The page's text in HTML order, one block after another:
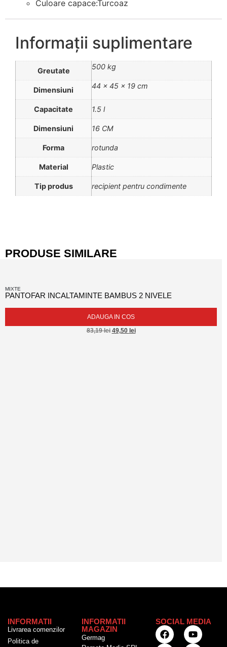
Culoare capace:Turcoaz
Informații suplimentare
Greutate 500 kg
Dimensiuni 44 × 45 × 19 cm
Capacitate 1.5 l
Dimensiuni 16 CM
Forma rotunda
Material Plastic
Tip produs recipient pentru condimente
PRODUSE SIMILARE
MIXTE
PANTOFAR INCALTAMINTE BAMBUS 2 NIVELE
ADAUGA IN COS
83,19lei 49,50 lei
INFORMATII
Livrarea comenzilor
Politica de
INFORMATII
MAGAZIN
Germag
SOCIAL MEDIA